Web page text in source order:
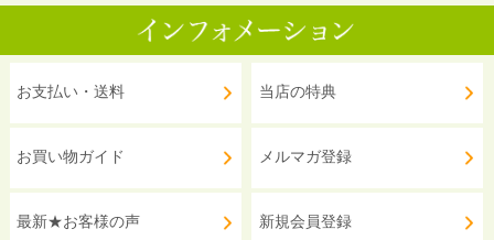
お支払い・送料
お買い物ガイド
最新★お客様の声
当店の特典
メルマガ登録
新規会員登録